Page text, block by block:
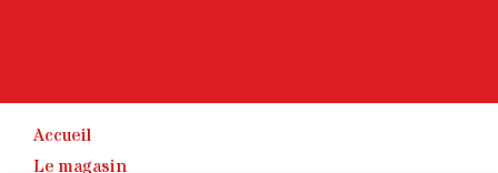
Accueil
Le magasin